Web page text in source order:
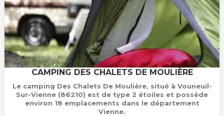
CAMPING DES CHALETS DE MOULIÈRE
Le camping Des Chalets De Moulière, situé à Vouneuil-
Sur-Vienne (86210) est de type 2 étoiles et possède
environ 18 emplacements dans le département
Vienne.